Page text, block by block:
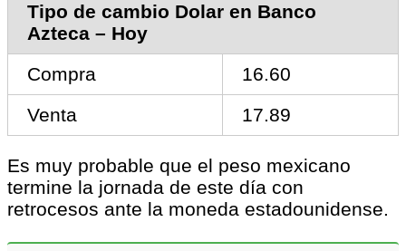
Tipo de cambio Dolar en Banco
Azteca – Hoy
Compra
16.60
Venta
17.89
Es muy probable que el peso mexicano
termine la jornada de este día con
retrocesos ante la moneda estadounidense.